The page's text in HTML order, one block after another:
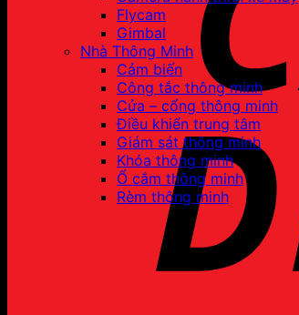
Flycam
Gimbal
Nhà Thông Minh
Cảm biến
Công tắc thông minh
Cửa – cổng thông minh
Điều khiển trung tâm
Giám sát thông minh
Khóa thông minh
Ổ cắm thông minh
Rèm thông minh